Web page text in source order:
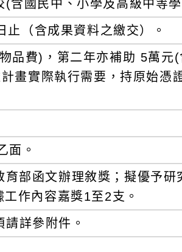
含國民中、小學及高級中等學
（含成果資料之繳交）。
品費)，第二年亦補助 5萬元
畫實際執行需要，持原始憑
面。
部函文辦理敘獎；擬優予研
作內容嘉獎1至2支。
詳參附件。